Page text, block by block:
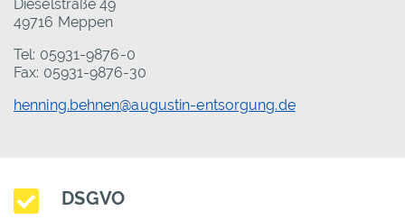
Dieselstraße 49
49716 Meppen
Tel: 05931-9876-0
Fax: 05931-9876-30
henning.behnen@augustin-entsorgung.de
DSGVO